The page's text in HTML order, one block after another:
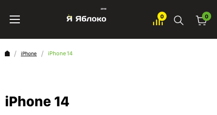
0 0
iPhone iPhone 14
iPhone 14